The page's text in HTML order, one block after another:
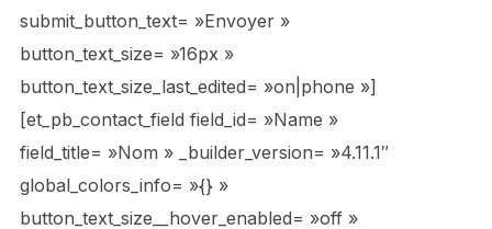
submit_button_text= »Envoyer »
button_text_size= »16px »
button_text_size_last_edited= »on|phone »]
[et_pb_contact_field field_id= »Name »
field_title= »Nom » _builder_version= »4.11.1″
global_colors_info= »{} »
button_text_size__hover_enabled= »off »